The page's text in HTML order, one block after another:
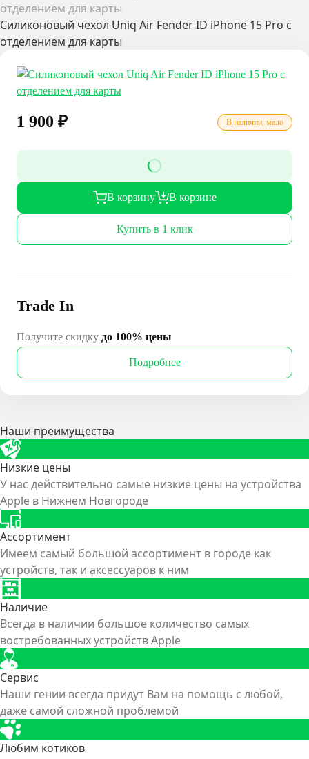
отделением для карты
Силиконовый чехол Uniq Air Fender ID iPhone 15 Pro с
отделением для карты
1 900 ₽ В наличии, мало
В корзину В корзине
Купить в 1 клик
Trade In
Получите скидку до 100% цены
Подробнее
Наши преимущества
Низкие цены
У нас действительно самые низкие цены на устройства
Apple в Нижнем Новгороде
Ассортимент
Имеем самый большой ассортимент в городе как
устройств, так и аксессуаров к ним
Наличие
Всегда в наличии большое количество самых
востребованных устройств Apple
Сервис
Наши гении всегда придут Вам на помощь с любой,
даже самой сложной проблемой
Любим котиков